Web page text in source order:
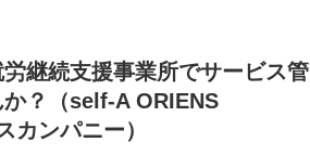
作業はありません。
継続支援事業所でサービス管
？（self-A ORIENS
カンパニー）